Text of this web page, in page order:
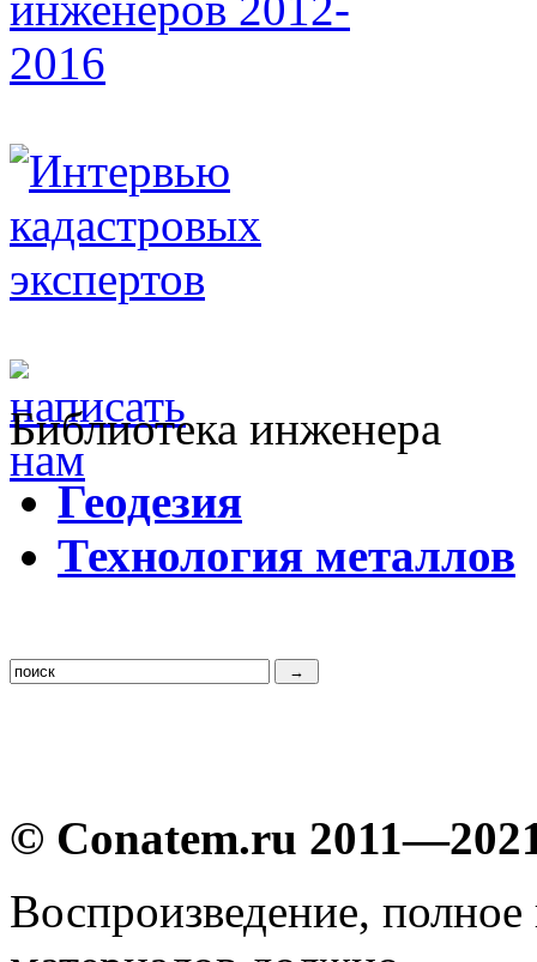
Библиотека инженера
Геодезия
Технология металлов
© Conatem.ru
Воспроизведение,